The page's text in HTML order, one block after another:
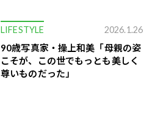
LIFESTYLE 2026.1.26
90歳写真家・操上和美「母親の姿
こそが、この世でもっとも美しく
尊いものだった」